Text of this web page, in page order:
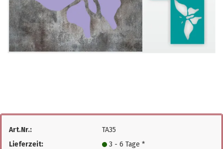
Art.Nr.:
TA35
Lieferzeit:
3 - 6 Tage *